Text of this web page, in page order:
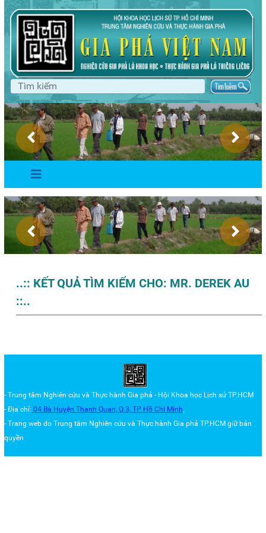
..:: KẾT QUẢ TÌM KIẾM CHO: MR. DEREK AU
::..
- Trung tâm Nghiên cứu và Thực hành Gia phả - Hội Khoa học Lịch sử TP.HCM
- Địa chỉ: 04 Bà Huyện Thanh Quan, Q.3, TP Hồ Chí Minh.
- Trang web do Trung tâm Nghiên cứu và Thực hành Gia phả TP.HCM giữ bản
quyền